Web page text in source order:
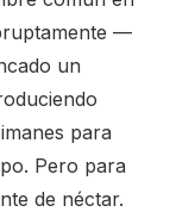
—
un
para
Pero para
de néctar.